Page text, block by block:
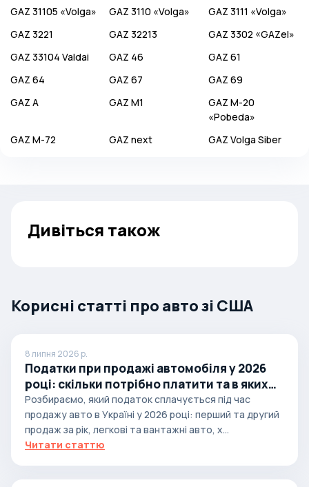
GAZ 31105 «Volga» GAZ 3110 «Volga» GAZ 3111 «Volga»
GAZ 3221 GAZ 32213 GAZ 3302 «GAZel»
GAZ 33104 Valdai GAZ 46 GAZ 61
GAZ 64 GAZ 67 GAZ 69
GAZ A GAZ M1 GAZ M-20
«Pobeda»
GAZ M-72 GAZ next GAZ Volga Siber
Дивіться також
Корисні статті про авто зі США
8 липня 2026 р.
Податки при продажі автомобіля у 2026
році: скільки потрібно платити та в яких
випадках
Розбираємо, який податок сплачується під час
продажу авто в Україні у 2026 році: перший та другий
продаж за рік, легкові та вантажні авто, х...
Читати статтю